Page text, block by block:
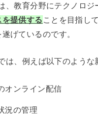
、教育分野にテクノロジ
提供する ことを目指し
げているのです。
は、例えば以下のような
オンライン配信
況の管理